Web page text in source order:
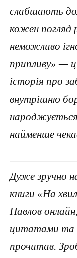
слабшають
кожен погляд
неможливо
припливу» —
історія про
внутрішню
найменше
Дуже зручно
книги «На
Павлов
цитатами та
прочитав.